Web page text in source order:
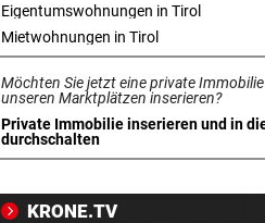
SHOWDOWN IM ORF
Weißmann-Prozess startet
der Direktorenwahl
WOLLTEN „CHILLEN“ vor
In Gartenhütte
Eigentumswohnungen in Tirolin neuem
Mietwohnungen in Tirolin neuem Tab
Möchten Sie jetzt eine private
unseren Marktplätzen inserieren?
Private Immobilie inserieren und in
durchschalten
in neuem Tab öffnen
KRONE.TV